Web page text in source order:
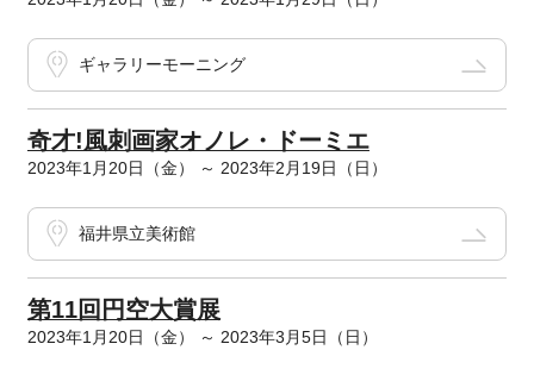
ギャラリーモーニング
奇才!風刺画家オノレ・ドーミエ
2023年1月20日（金） ～ 2023年2月19日（日）
福井県立美術館
第11回円空大賞展
2023年1月20日（金） ～ 2023年3月5日（日）